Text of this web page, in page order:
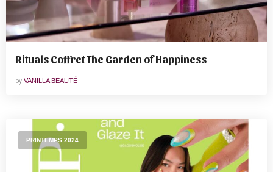
Rituals Coffret The Garden of Happiness
by VANILLA BEAUTÉ
PRINTEMPS 2024